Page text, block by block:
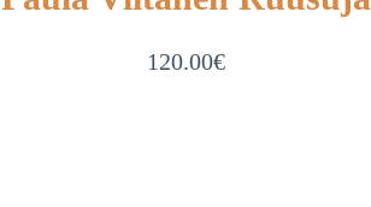
120.00€